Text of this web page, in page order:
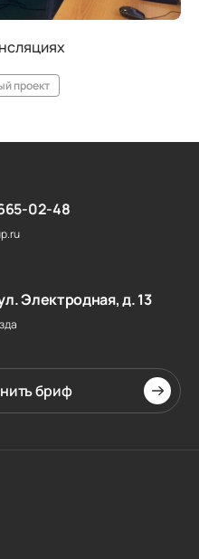
проект
02-48
Электродная, д. 13
бриф